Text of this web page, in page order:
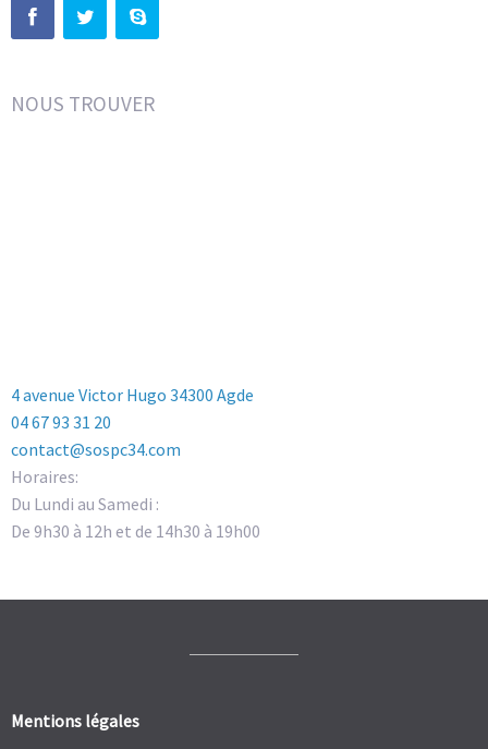
NOUS TROUVER
4 avenue Victor Hugo 34300 Agde
04 67 93 31 20
contact@sospc34.com
Horaires:
Du Lundi au Samedi :
De 9h30 à 12h et de 14h30 à 19h00
Mentions légales